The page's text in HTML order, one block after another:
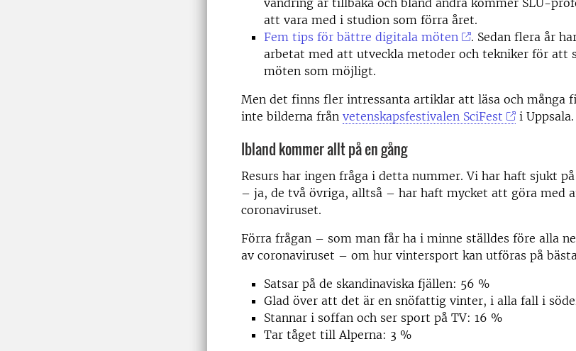
att vara med i studion som förra året.
Fem tips för bättre digitala möten
. Sedan flera år
arbetat med att utveckla metoder och tekniker för att
möten som möjligt.
Men det finns fler intressanta artiklar att läsa och många
inte bilderna från vetenskapsfestivalen SciFest i Uppsala.
Ibland kommer allt på en gång
Resurs har ingen fråga i detta nummer. Vi har haft sjukt
– ja, de två övriga, alltså – har haft mycket att göra med
coronaviruset.
Förra frågan – som man får ha i minne ställdes före alla
av coronaviruset – om hur vintersport kan utföras på
Satsar på de skandinaviska fjällen: 56 %
Glad över att det är en snöfattig vinter, i alla fall i
Stannar i soffan och ser sport på TV: 16 %
Tar tåget till Alperna: 3 %